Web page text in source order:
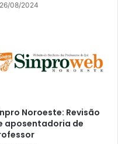
26/08/2024
Noroeste: Revisão
aposentadoria de